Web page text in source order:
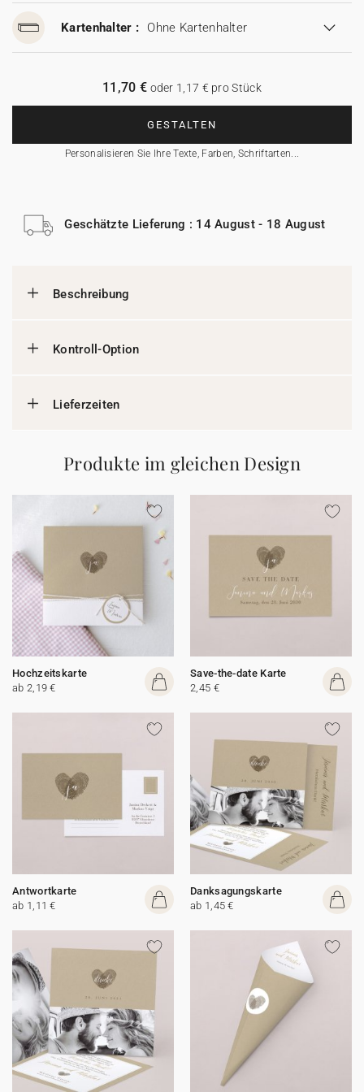
Kartenhalter : Ohne Kartenhalter
GESTALTEN
Personalisieren Sie Ihre Texte, Farben, Schriftarten...
11,70 € oder 1,17 € pro Stück
Geschätzte Lieferung : 14 August - 18 August
Beschreibung
Kontroll-Option
Lieferzeiten
Produkte im gleichen Design
Hochzeitskarte
ab 2,19 €
Save-the-date Karte
2,45 €
Antwortkarte
ab 1,11 €
Danksagungskarte
ab 1,45 €